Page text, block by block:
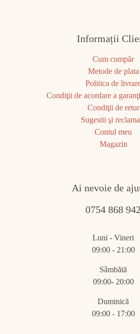
Informații
Cum cumpăr
Metode de plata
Politica de
Condiţii de acordare a
Condiţii de retur
Sugestii şi
Contul meu
Magazin
Ai nevoie de
0754 868 942
Luni - Vineri
09:00 - 21:00
Sâmbătă
09:00- 20:00
Duminică
09:00 - 17:00